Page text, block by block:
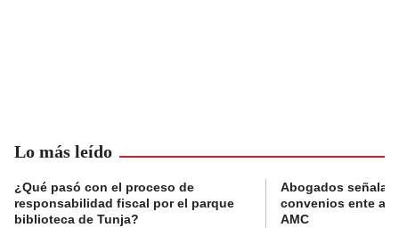
Lo más leído
¿Qué pasó con el proceso de
responsabilidad fiscal por el parque
biblioteca de Tunja?
Abogados
convenios ente
AMC